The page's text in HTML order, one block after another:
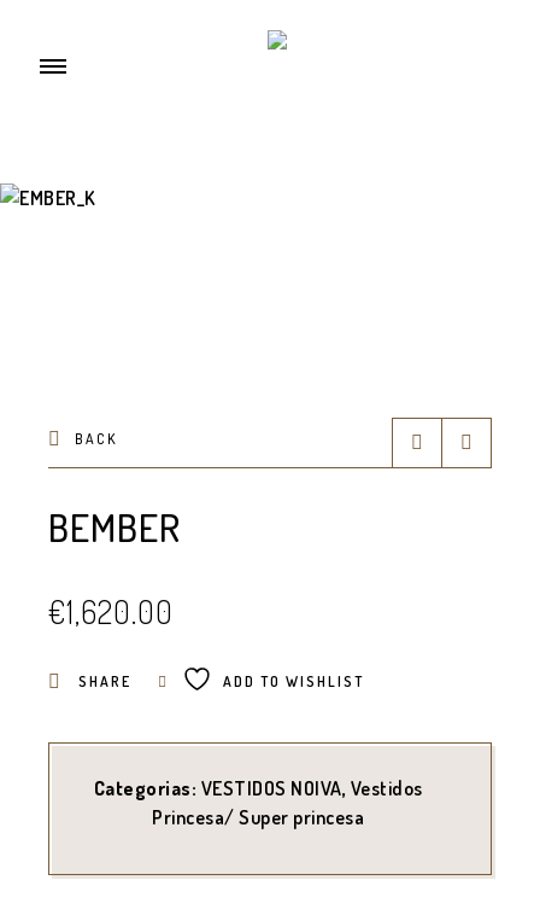
BACK
BEMBER
€1,620.00
SHARE ADD TO WISHLIST
Categorias: VESTIDOS NOIVA, Vestidos
Princesa/ Super princesa